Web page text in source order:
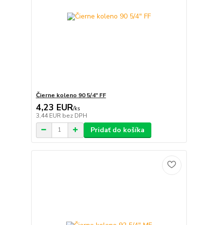
Čierne koleno 90 5/4" FF
4,23 EUR/ks
3,44 EUR bez DPH
Pridať do košíka